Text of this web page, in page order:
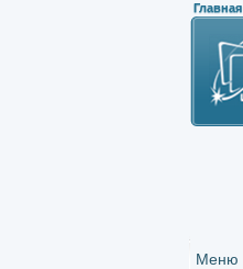
Главная
Меню